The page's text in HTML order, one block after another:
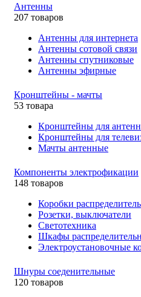
Антенны
207 товаров
Антенны для интернета
Антенны сотовой связи
Антенны спутниковые
Антенны эфирные
Кронштейны - мачты
53 товара
Кронштейны для антенн
Кронштейны для
Мачты антенные
Компоненты электрофикации
148 товаров
Коробки
Розетки, выключатели
Светотехника
Шкафы
Электроустановочные
Шнуры соеденительные
120 товаров